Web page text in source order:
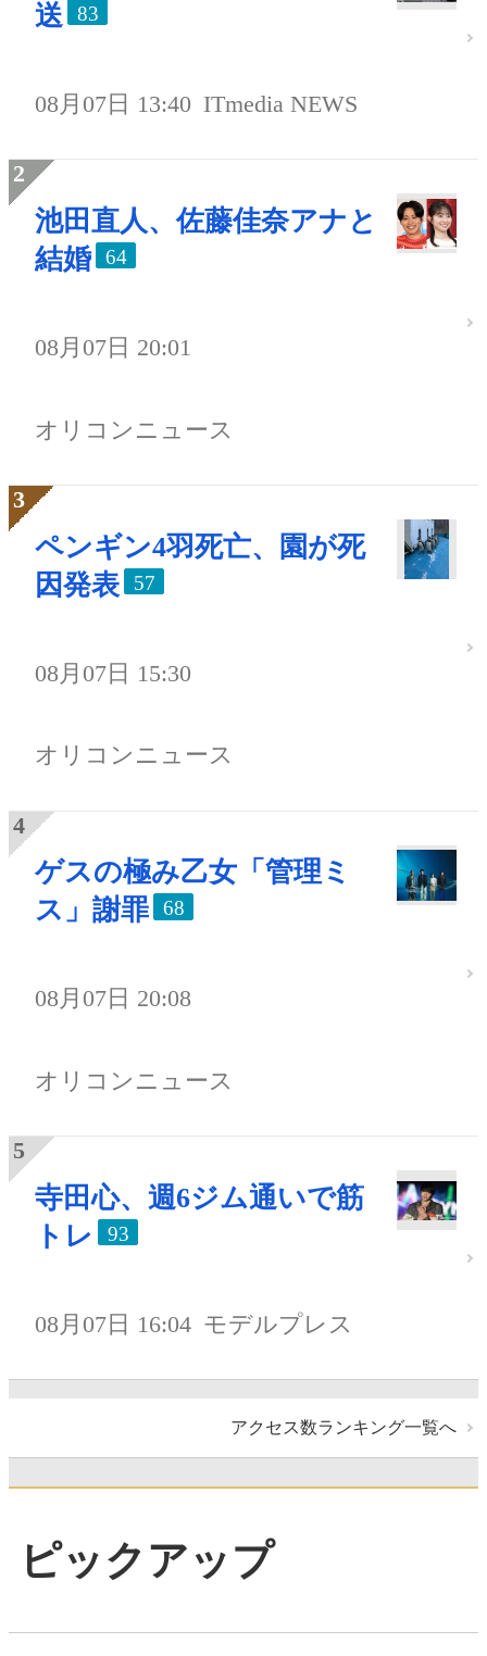
送
83
08月07日 13:40 ITmedia NEWS
池田直人、佐藤佳奈アナと
結婚
64
08月07日 20:01
オリコンニュース
ペンギン4羽死亡、園が死
因発表
57
08月07日 15:30
オリコンニュース
ゲスの極み乙女「管理ミ
ス」謝罪
68
08月07日 20:08
オリコンニュース
寺田心、週6ジム通いで筋
トレ
93
08月07日 16:04 モデルプレス
アクセス数ランキング一覧へ
ピックアップ